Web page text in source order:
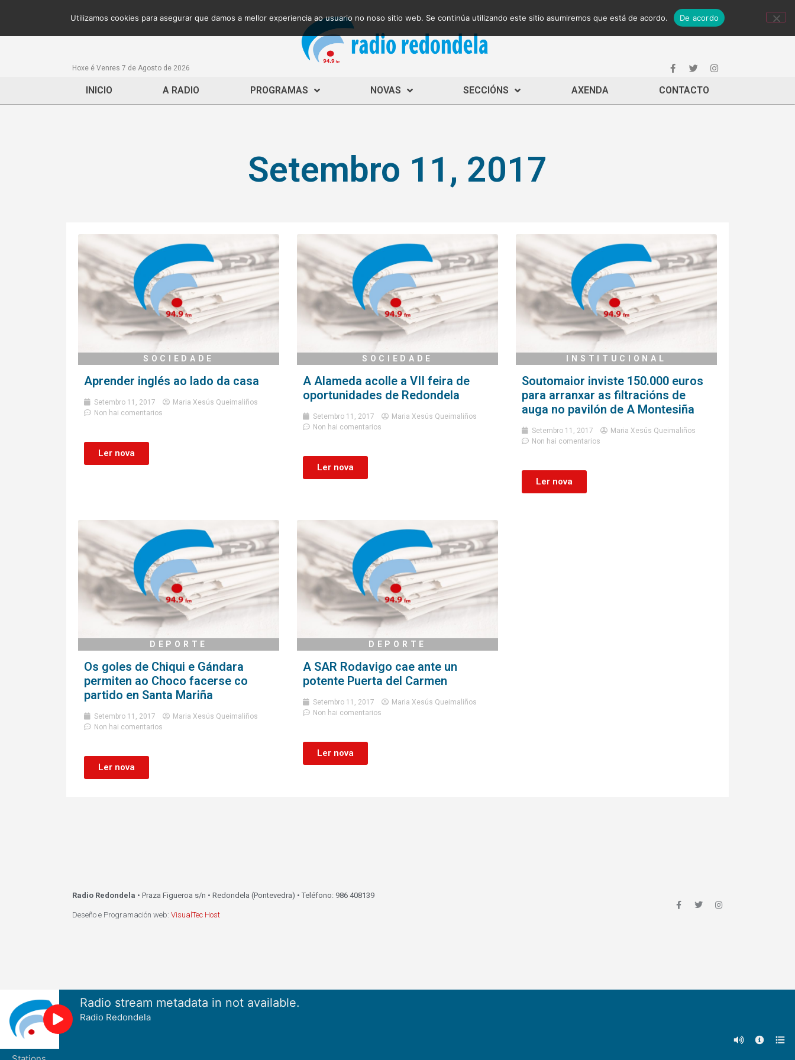
Hoxe é Venres 7 de Agosto de 2026
INICIO A RADIO PROGRAMAS NOVAS SECCIÓNS AXENDA CONTACTO
Setembro 11, 2017
SOCIEDADE
Aprender inglés ao lado da casa
Setembro 11, 2017
Maria Xesús Queimaliños
Non hai comentarios
Ler nova
SOCIEDADE
A Alameda acolle a VII feira de
oportunidades de Redondela
Setembro 11, 2017
Maria Xesús Queimaliños
Non hai comentarios
Ler nova
INSTITUCIONAL
Soutomaior inviste 150.000 euros
para arranxar as filtracións de
auga no pavilón de A Montesiña
Setembro 11, 2017
Maria Xesús Queimaliños
Non hai comentarios
Ler nova
DEPORTE
Os goles de Chiqui e Gándara
permiten ao Choco facerse co
partido en Santa Mariña
Setembro 11, 2017
Maria Xesús Queimaliños
Non hai comentarios
Ler nova
DEPORTE
A SAR Rodavigo cae ante un
potente Puerta del Carmen
Setembro 11, 2017
Maria Xesús Queimaliños
Non hai comentarios
Ler nova
Radio Redondela • Praza Figueroa s/n • Redondela (Pontevedra) • Teléfono: 986 408139
Deseño e Programación web: VisualTec Host
Utilizamos cookies para asegurar que damos a mellor experiencia ao usuario no noso sitio web. Se continúa utilizando este sitio asumiremos que está de acordo. De acordo
Radio stream metadata in not available.
Radio Redondela